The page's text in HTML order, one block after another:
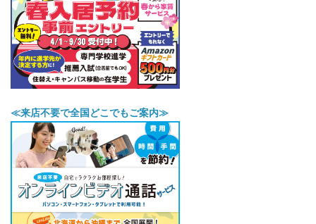
≪来店不要で全国どこでもご案内≫